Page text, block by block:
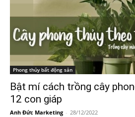
Phong thủy bất động sản
Bật mí cách trồng cây
12 con giáp
Anh Đức Marketing - 28/12/2022